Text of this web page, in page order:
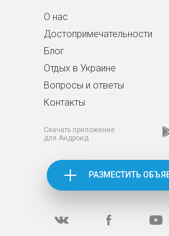
О нас
Достопримечательности
Блог
Отдых в Украине
Вопросы и ответы
Контакты
Скачать приложение
для Андроид
РАЗМЕСТИТЬ